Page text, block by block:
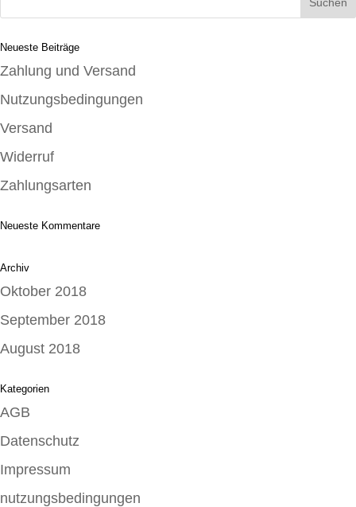
Neueste Beiträge
Zahlung und Versand
Nutzungsbedingungen
Versand
Widerruf
Zahlungsarten
Neueste Kommentare
Archiv
Oktober 2018
September 2018
August 2018
Kategorien
AGB
Datenschutz
Impressum
nutzungsbedingungen